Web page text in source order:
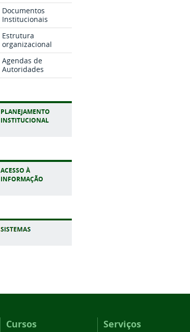
Documentos
Institucionais
Estrutura
organizacional
Agendas de
Autoridades
PLANEJAMENTO
INSTITUCIONAL
ACESSO À
INFORMAÇÃO
Cursos Serviços